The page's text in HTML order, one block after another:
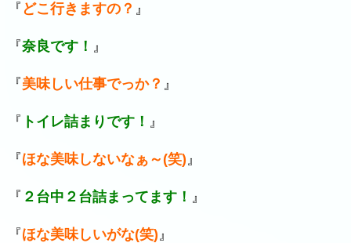
『 どこ行きますの？ 』
『奈良です！ 』
『美味しい仕事でっか？ 』
『 トイレ詰まりです！ 』
『ほな美味しないなぁ～(笑)』
『 ２台中２台詰まってます！ 』
『ほな美味しいがな(笑)』